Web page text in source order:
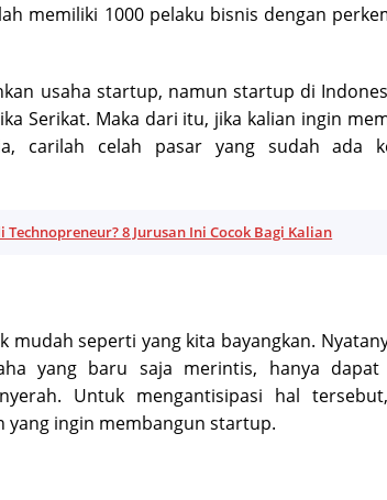
memiliki 1000 pelaku bisnis dengan
usaha startup, namun startup di
Serikat. Maka dari itu, jika kalian ingin
carilah celah pasar yang sudah ada
Technopreneur? 8 Jurusan Ini Cocok Bagi Kalian
seperti yang kita bayangkan.
yang baru saja merintis, hanya dapat
Untuk mengantisipasi hal
ingin membangun startup.